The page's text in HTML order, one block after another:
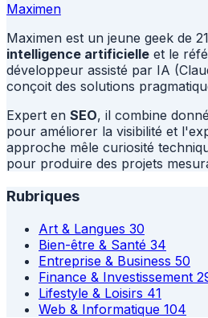
Maximen
Maximen est un jeune geek de
intelligence artificielle et le
développeur assisté par IA
conçoit des solutions
Expert en SEO, il combine
pour améliorer la visibilité et
approche mêle curiosité
pour produire des projets
Rubriques
Art & Langues 30
Bien-être & Santé 34
Entreprise & Business 50
Finance & Investissement
Lifestyle & Loisirs 41
Web & Informatique 104